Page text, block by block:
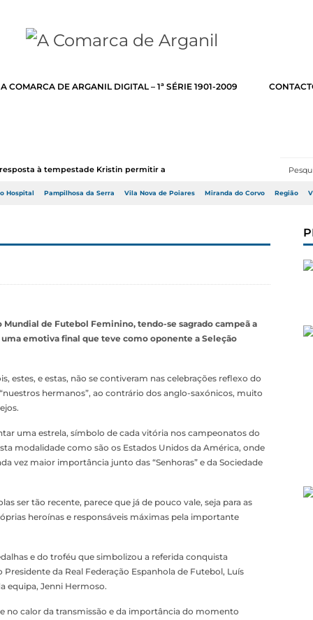
A COMARCA DE ARGANIL DIGITAL – 1ª SÉRIE 1901-2009
à tempestade Kristin permitir a adj...
Hospital Pampilhosa da Serra Vila Nova de Poiares Miranda do Corvo Região
de Futebol Feminino, tendo-se sagrado campeã a
emotiva final que teve como oponente a Seleção
estes, e estas, não se contiveram nas celebrações reflexo do
hermanos”, ao contrário dos anglo-saxónicos, muito
uma estrela, símbolo de cada vitória nos campeonatos do
modalidade como são os Estados Unidos da América, onde
vez maior importância junto das “Senhoras” e da Sociedade
ser tão recente, parece que já de pouco vale, seja para as
heroínas e responsáveis máximas pela importante
e do troféu que simbolizou a referida conquista
da Real Federação Espanhola de Futebol, Luís
equipa, Jenni Hermoso.
no calor da transmissão e da importância do momento